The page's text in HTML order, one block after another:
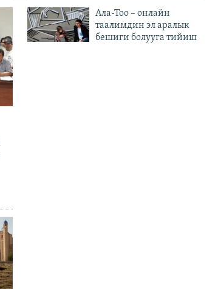
Ала-Тоо – онлайн
таалимдин эл аралык
бешиги болууга тийиш